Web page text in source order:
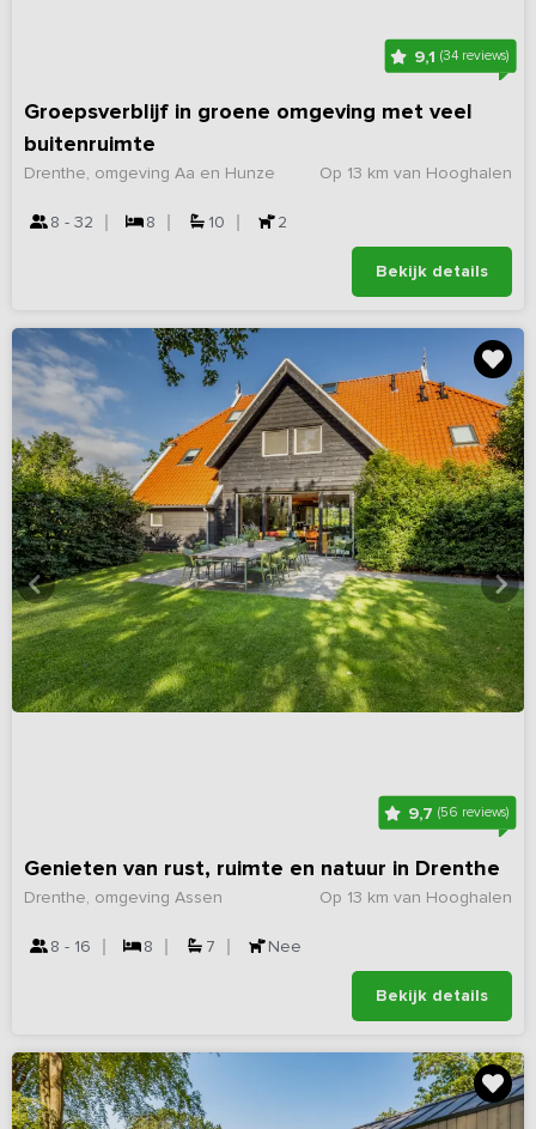
9,1(34 reviews)
Groepsverblijf in groene omgeving met veel
buitenruimte
Op 13 km van Hooghalen
Drenthe, omgeving Aa en Hunze
8 - 32 8 10 2
Bekijk details
9,7 (56 reviews)
Genieten van rust, ruimte en natuur in Drenthe
Op 13 km van Hooghalen
Drenthe, omgeving Assen
8 - 16 8 7 Nee
Bekijk details